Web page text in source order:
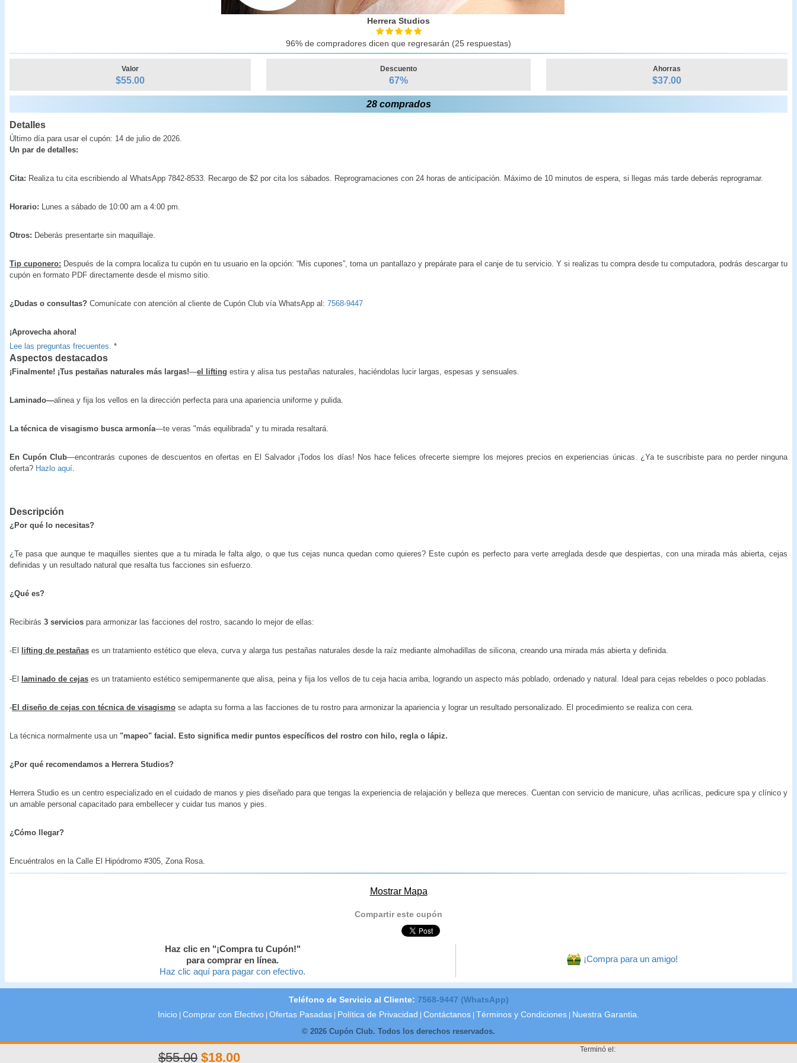
Herrera Studios
96% de compradores dicen que regresarán (25 respuestas)
Valor
$55.00
Descuento
67%
Ahorras
$37.00
28 comprados
Detalles
Último día para usar el cupón: 14 de julio de 2026.
Un par de detalles:
Cita: Realiza tu cita escribiendo al WhatsApp 7842-8533. Recargo de $2 por cita los sábados. Reprogramaciones con 24 horas de anticipación. Máximo de 10 minutos de espera, si llegas más tarde deberás reprogramar.
Horario: Lunes a sábado de 10:00 am a 4:00 pm.
Otros: Deberás presentarte sin maquillaje.
Tip cuponero: Después de la compra localiza tu cupón en tu usuario en la opción: “Mis cupones”, toma un pantallazo y prepárate para el canje de tu servicio. Y si realizas tu compra desde tu computadora, podrás descargar tu
cupón en formato PDF directamente desde el mismo sitio.
¿Dudas o consultas? Comunícate con atención al cliente de Cupón Club vía WhatsApp al: 7568-9447
¡Aprovecha ahora!
Lee las preguntas frecuentes. *
Aspectos destacados
¡Finalmente! ¡Tus pestañas naturales más largas!—el lifting estira y alisa tus pestañas naturales, haciéndolas lucir largas, espesas y sensuales.
Laminado—alinea y fija los vellos en la dirección perfecta para una apariencia uniforme y pulida.
La técnica de visagismo busca armonía—te veras "más equilibrada" y tu mirada resaltará.
En Cupón Club—encontrarás cupones de descuentos en ofertas en El Salvador ¡Todos los días! Nos hace felices ofrecerte siempre los mejores precios en experiencias únicas. ¿Ya te suscribiste para no perder ninguna
oferta? Hazlo aquí.
Descripción
¿Por qué lo necesitas?
¿Te pasa que aunque te maquilles sientes que a tu mirada le falta algo, o que tus cejas nunca quedan como quieres? Este cupón es perfecto para verte arreglada desde que despiertas, con una mirada más abierta, cejas
definidas y un resultado natural que resalta tus facciones sin esfuerzo.
¿Qué es?
Recibirás 3 servicios para armonizar las facciones del rostro, sacando lo mejor de ellas:
-El lifting de pestañas es un tratamiento estético que eleva, curva y alarga tus pestañas naturales desde la raíz mediante almohadillas de silicona, creando una mirada más abierta y definida.
-El laminado de cejas es un tratamiento estético semipermanente que alisa, peina y fija los vellos de tu ceja hacia arriba, logrando un aspecto más poblado, ordenado y natural. Ideal para cejas rebeldes o poco pobladas.
-El diseño de cejas con técnica de visagismo se adapta su forma a las facciones de tu rostro para armonizar la apariencia y lograr un resultado personalizado. El procedimiento se realiza con cera.
La técnica normalmente usa un "mapeo" facial. Esto significa medir puntos específicos del rostro con hilo, regla o lápiz.
¿Por qué recomendamos a Herrera Studios?
Herrera Studio es un centro especializado en el cuidado de manos y pies diseñado para que tengas la experiencia de relajación y belleza que mereces. Cuentan con servicio de manicure, uñas acrílicas, pedicure spa y clínico y
un amable personal capacitado para embellecer y cuidar tus manos y pies.
¿Cómo llegar?
Encuéntralos en la Calle El Hipódromo #305, Zona Rosa.
Mostrar Mapa
Compartir este cupón
Haz clic en "¡Compra tu Cupón!"
para comprar en línea.
Haz clic aquí para pagar con efectivo.
¡Compra para un amigo!
$55.00 $18.00
Terminó el:
Teléfono de Servicio al Cliente: 7568-9447 (WhatsApp)
Inicio Comprar con Efectivo Ofertas Pasadas Política de Privacidad Contáctanos Términos y Condiciones
Nuestra Garantia.
© 2026 Cupón Club. Todos los derechos reservados.